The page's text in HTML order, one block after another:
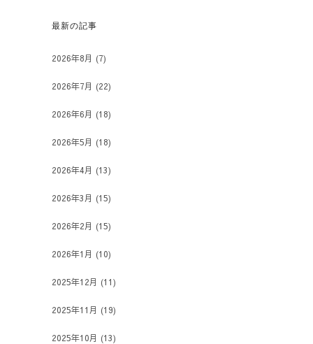
最新の記事
2026年8月 (7)
2026年7月 (22)
2026年6月 (18)
2026年5月 (18)
2026年4月 (13)
2026年3月 (15)
2026年2月 (15)
2026年1月 (10)
2025年12月 (11)
2025年11月 (19)
2025年10月 (13)